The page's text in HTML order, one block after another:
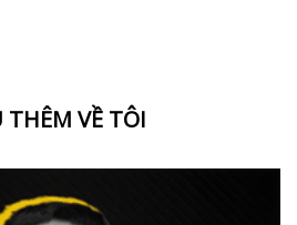
THÊM VỀ TÔI